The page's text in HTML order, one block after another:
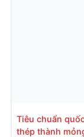
Tiêu chuẩn
thép thành